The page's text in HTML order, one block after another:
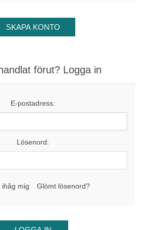
förut? Logga in
E-postadress:
Lösenord:
ihåg mig Glömt lösenord?